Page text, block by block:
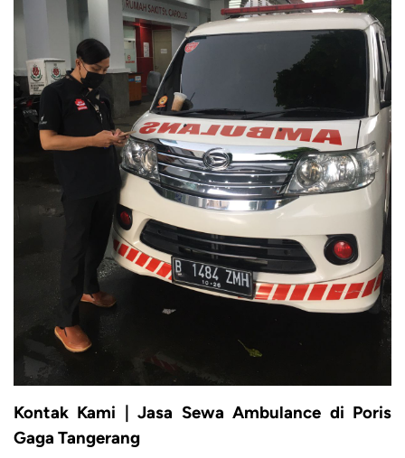
Kontak Kami | Jasa Sewa Ambulance di Poris
Gaga Tangerang